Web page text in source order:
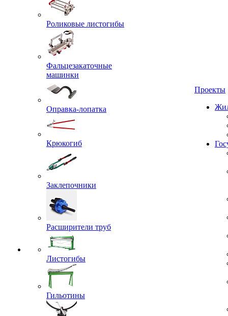
Роликовые листогибы
Фальцезакаточные
машинки
Оправка-лопатка
Крюкогиб
Заклепочники
Расширители труб
Листогибы
Гильотины